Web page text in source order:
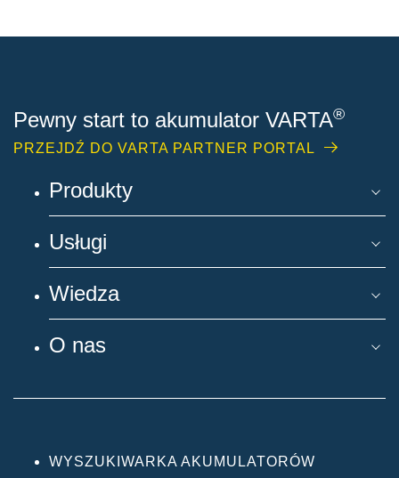
Pewny start to akumulator VARTA®
PRZEJDŹ DO VARTA PARTNER PORTAL
Produkty
Usługi
Wiedza
O nas
WYSZUKIWARKA AKUMULATORÓW